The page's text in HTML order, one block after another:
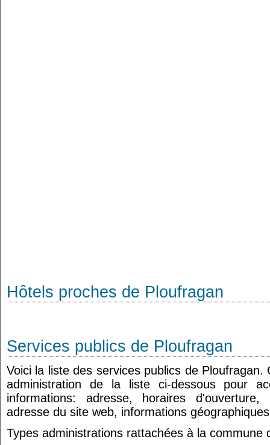
Hôtels proches de Ploufragan
Services publics de Ploufragan
Voici la liste des services publics de Ploufragan.
administration de la liste ci-dessous pour
informations: adresse, horaires
adresse du site web, informations
Types administrations rattachées à la commune